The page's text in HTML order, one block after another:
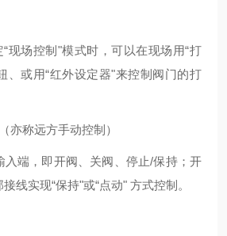
“现场控制"模式时，可以在现场用“打
、或用“红外设定器"来控制阀门的打
亦称远方手动控制）
入端，即开阀、关阀、停止/保持；开
线实现“保持"或“点动" 方式控制。